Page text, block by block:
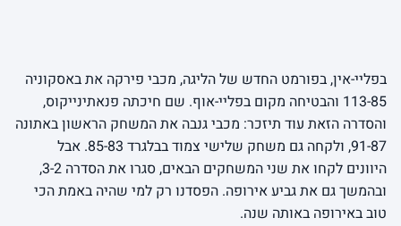
בפליי-אין, בפורמט החדש של הליגה, מכבי פירקה את באסקוניה
113-85 והבטיחה מקום בפליי-אוף. שם חיכתה פנאתינייקוס,
והסדרה הזאת עוד תיזכר: מכבי גנבה את המשחק הראשון באתונה
91-87, ולקחה גם משחק שלישי צמוד בבלגרד 85-83. אבל
היוונים לקחו את שני המשחקים הבאים, סגרו את הסדרה 3-2,
ובהמשך גם את גביע אירופה. הפסדנו רק למי שהיה באמת הכי
טוב באירופה באותה שנה.